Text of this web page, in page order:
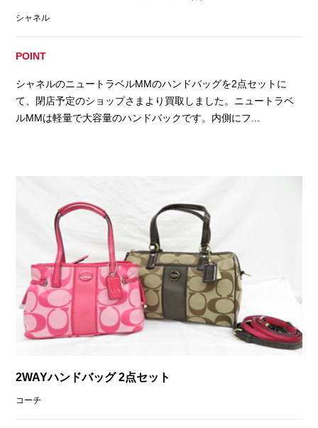
シャネル
POINT
シャネルのニュートラベルMMのハンドバッグを2点セットに
て、閉店予定のショップさまより買取しました。ニュートラベ
ルMMは軽量で大容量のハンドバックです。内側にフ...
2WAYハンドバッグ 2点セット
コーチ